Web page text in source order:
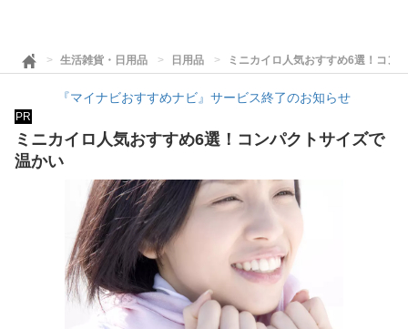
生活雑貨・日用品 日用品 ミニカイロ人気おすすめ6選！コン
『マイナビおすすめナビ』サービス終了のお知らせ
PR
ミニカイロ人気おすすめ6選！コンパクトサイズで
温かい